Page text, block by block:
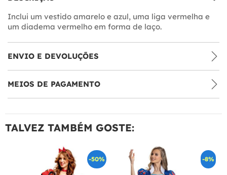
Inclui um vestido amarelo e azul, uma liga vermelha e
um diadema vermelho em forma de laço.
ENVIO E DEVOLUÇÕES
MEIOS DE PAGAMENTO
TALVEZ TAMBÉM GOSTE:
-50% -8%